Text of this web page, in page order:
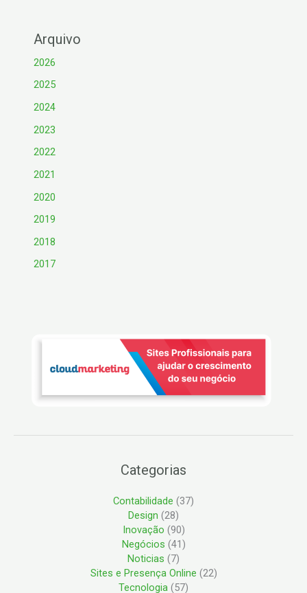
Arquivo
2026
2025
2024
2023
2022
2021
2020
2019
2018
2017
Categorias
Contabilidade (37)
Design (28)
Inovação (90)
Negócios (41)
Noticias (7)
Sites e Presença Online (22)
Tecnologia (57)